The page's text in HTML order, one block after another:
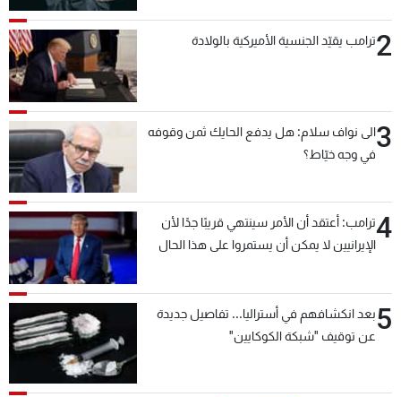
2ترامب يقيّد الجنسية الأميركية بالولادة
3الى نواف سلام: هل يدفع الحايك ثمن وقوفه
في وجه خيّاط؟
4ترامب: أعتقد أن الأمر سينتهي قريبًا جدًا لأن
الإيرانيين لا يمكن أن يستمروا على هذا الحال
5بعد انكشافهم في أستراليا... تفاصيل جديدة
عن توقيف "شبكة الكوكايين"
لاعلاناتكم
شروط الإسـتخدام
سياسة الخصوصية